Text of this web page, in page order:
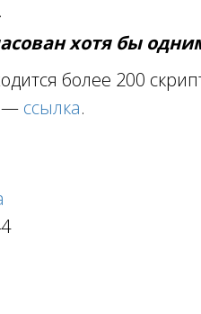
хотя бы
более 200
— ссылка.